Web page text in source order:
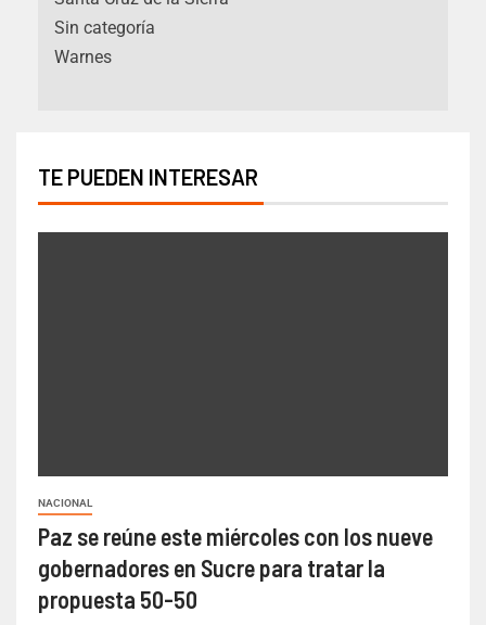
Sin categoría
Warnes
TE PUEDEN INTERESAR
NACIONAL
Paz se reúne este miércoles con los nueve
gobernadores en Sucre para tratar la
propuesta 50-50